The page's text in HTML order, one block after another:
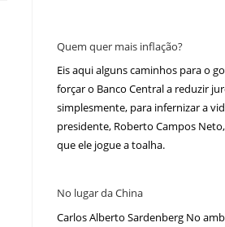
Quem quer mais inflação?
Eis aqui alguns caminhos para o
forçar o Banco Central a reduzir
simplesmente, para infernizar a
presidente, Roberto Campos
que ele jogue a toalha.
No lugar da China
Carlos Alberto Sardenberg No